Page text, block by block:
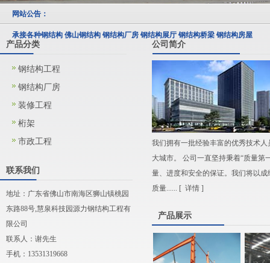
网站公告：
承接各种钢结构 佛山钢结构 钢结构厂房 钢结构展厅 钢结构桥梁 钢结构房屋
产品分类
钢结构工程
钢结构厂房
装修工程
桁架
市政工程
联系我们
地址：广东省佛山市南海区狮山镇桃园
东路88号,慧泉科技园源力钢结构工程有
限公司
联系人：谢先生
手机：13531319668
公司简介
我们拥有一批经验丰富的优秀技术
大城市。 公司一直坚持秉着“质量第
量、进度和安全的保证。我们将以
质量...... [ 详情 ]
产品展示